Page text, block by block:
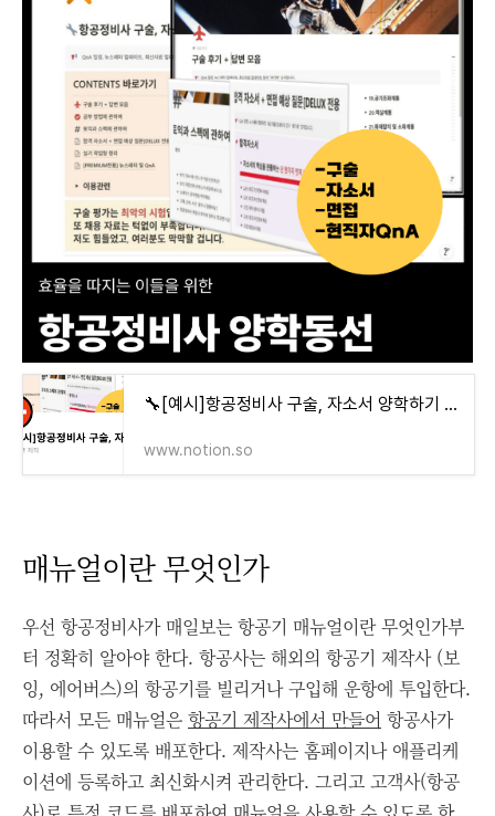
🔧[예시]항공정비사 구술, 자소서 양학하기 | Notion
www.notion.so
매뉴얼이란 무엇인가
우선 항공정비사가 매일보는 항공기 매뉴얼이란 무엇인가부
터 정확히 알아야 한다. 항공사는 해외의 항공기 제작사 (보
잉, 에어버스)의 항공기를 빌리거나 구입해 운항에 투입한다.
따라서 모든 매뉴얼은 항공기 제작사에서 만들어 항공사가
이용할 수 있도록 배포한다. 제작사는 홈페이지나 애플리케
이션에 등록하고 최신화시켜 관리한다. 그리고 고객사(항공